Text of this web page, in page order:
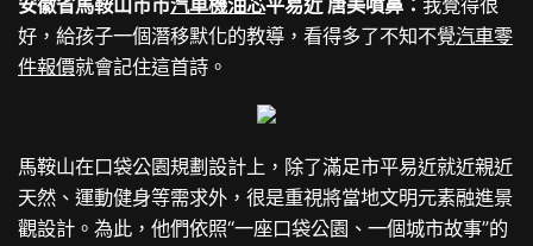
好，給孩子一個潛移默化的教導，看得多了不知不覺汽車零
件報價就會記住這首詩。
馬鞍山在口袋公園規劃設計上，除了滿足市平易近就近親近
天然、運動健身等需求外，很是重視將當地文明元素融進景
觀設計。為此，他們依照“一座口袋公園、一個城市故事”的